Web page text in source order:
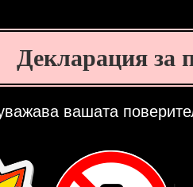
Декларация за
вашата